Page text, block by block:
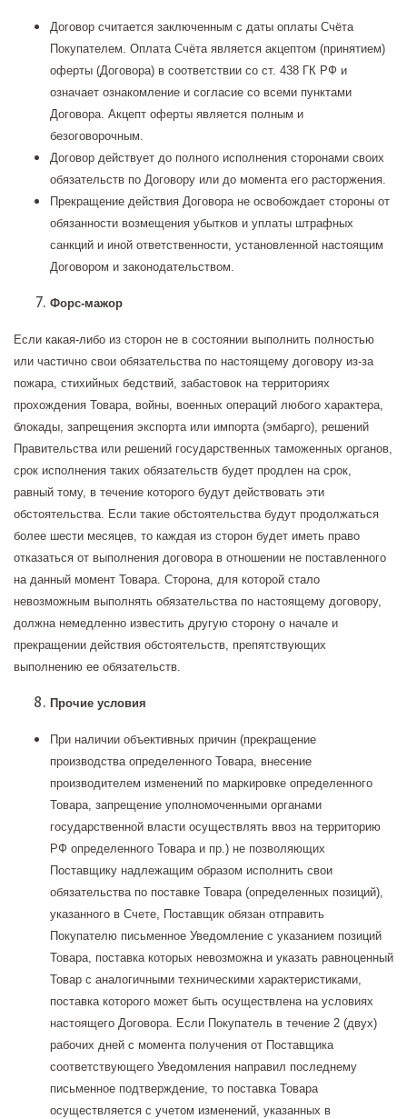
Договор считается заключенным с даты оплаты Счёта
Покупателем. Оплата Счёта является акцептом (принятием)
оферты (Договора) в соответствии со ст. 438 ГК РФ и
означает ознакомление и согласие со всеми пунктами
Договора. Акцепт оферты является полным и
безоговорочным.
Договор действует до полного исполнения сторонами своих
обязательств по Договору или до момента его расторжения.
Прекращение действия Договора не освобождает стороны от
обязанности возмещения убытков и уплаты штрафных
санкций и иной ответственности, установленной настоящим
Договором и законодательством.
Форс-мажор
Если какая-либо из сторон не в состоянии выполнить полностью
или частично свои обязательства по настоящему договору из-за
пожара, стихийных бедствий, забастовок на территориях
прохождения Товара, войны, военных операций любого характера,
блокады, запрещения экспорта или импорта (эмбарго), решений
Правительства или решений государственных таможенных органов,
срок исполнения таких обязательств будет продлен на срок,
равный тому, в течение которого будут действовать эти
обстоятельства. Если такие обстоятельства будут продолжаться
более шести месяцев, то каждая из сторон будет иметь право
отказаться от выполнения договора в отношении не поставленного
на данный момент Товара. Сторона, для которой стало
невозможным выполнять обязательства по настоящему договору,
должна немедленно известить другую сторону о начале и
прекращении действия обстоятельств, препятствующих
выполнению ее обязательств.
Прочие условия
При наличии объективных причин (прекращение
производства определенного Товара, внесение
производителем изменений по маркировке определенного
Товара, запрещение уполномоченными органами
государственной власти осуществлять ввоз на территорию
РФ определенного Товара и пр.) не позволяющих
Поставщику надлежащим образом исполнить свои
обязательства по поставке Товара (определенных позиций),
указанного в Счете, Поставщик обязан отправить
Покупателю письменное Уведомление с указанием позиций
Товара, поставка которых невозможна и указать равноценный
Товар с аналогичными техническими характеристиками,
поставка которого может быть осуществлена на условиях
настоящего Договора. Если Покупатель в течение 2 (двух)
рабочих дней с момента получения от Поставщика
соответствующего Уведомления направил последнему
письменное подтверждение, то поставка Товара
осуществляется с учетом изменений, указанных в